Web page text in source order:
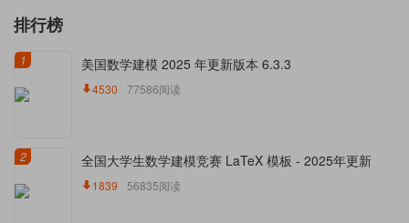
排行榜
1 美国数学建模 2025 年更新版本 6.3.3
4530 77586阅读
2 全国大学生数学建模竞赛 LaTeX 模板 - 2025年更新
1839 56835阅读